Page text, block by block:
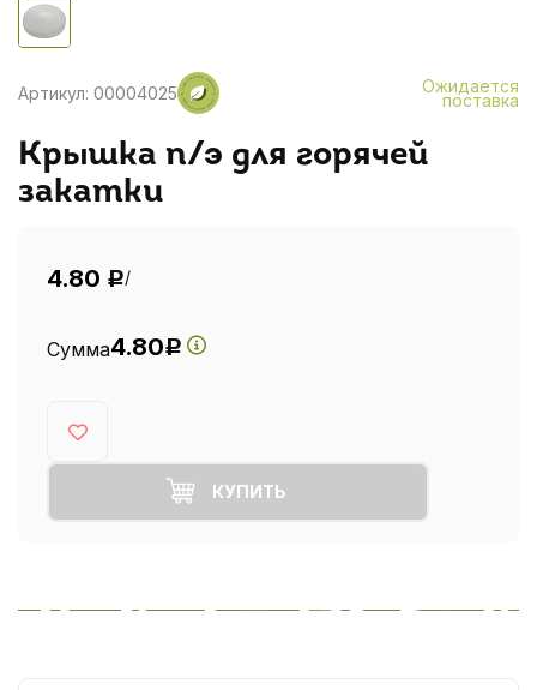
Артикул: 00004025 Ожидается
поставка
Крышка п/э для горячей
закатки
4.80 Р/
Сумма4.80Р
КУПИТЬ